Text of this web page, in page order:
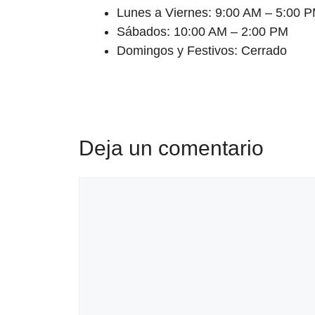
Lunes a Viernes: 9:00 AM – 5:00
Sábados: 10:00 AM – 2:00 PM
Domingos y Festivos: Cerrado
Deja un comentario